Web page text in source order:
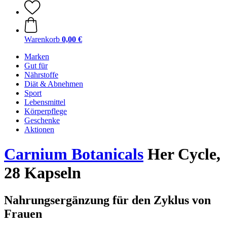
Warenkorb 0,00 €
Marken
Gut für
Nährstoffe
Diät & Abnehmen
Sport
Lebensmittel
Körperpflege
Geschenke
Aktionen
Carnium Botanicals Her Cycle,
28 Kapseln
Nahrungsergänzung für den Zyklus von
Frauen